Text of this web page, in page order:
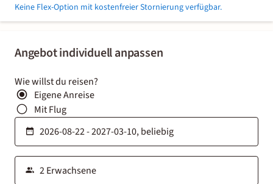
Angebot individuell anpassen
Wie willst du reisen?
Eigene Anreise
Mit Flug
Keine Flex-Option mit kostenfreier Stornierung verfügbar.